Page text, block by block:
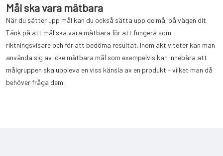
Mål ska vara mätbara
När du sätter upp mål kan du också sätta upp delmål på vägen dit.
Tänk på att mål ska vara mätbara för att fungera som
riktningsvisare och för att bedöma resultat. Inom aktiviteter kan man
använda sig av icke mätbara mål som exempelvis kan innebära att
målgruppen ska uppleva en viss känsla av en produkt – vilket man då
behöver fråga dem.